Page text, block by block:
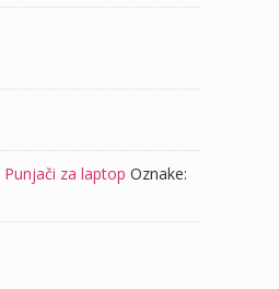
Punjači za laptop Oznake: